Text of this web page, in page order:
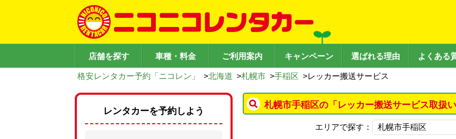
店舗を探す 車種・料金 ご利用案内 キャンペーン 選ばれる理由 よくある
格安レンタカー予約「ニコレン」 >北海道 >札幌市 >手稲区 >レッカー搬送サービス
札幌市手稲区の「レッカー搬送サービス取扱
エリアで探す：
レンタカーを予約しよう